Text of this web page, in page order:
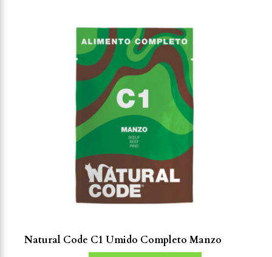
Natural Code C1 Umido Completo Manzo